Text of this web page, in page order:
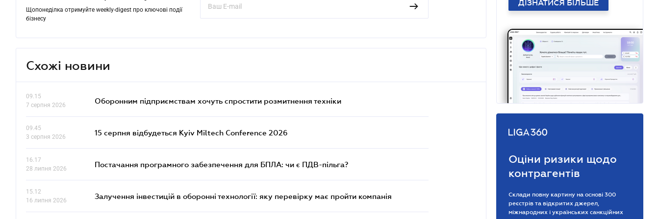
Щопонеділка отримуйте weekly-digest про ключові події
бізнесу
Схожі новини
09.15
7 серпня 2026
Оборонним підприємствам хочуть спростити розмитнення техніки
09.45
3 серпня 2026
15 серпня відбудеться Kyiv Miltech Conference 2026
16.17
28 липня 2026
Постачання програмного забезпечення для БПЛА: чи є ПДВ-пільга?
15.12
16 липня 2026
Залучення інвестицій в оборонні технології: яку перевірку має пройти компанія
ДІЗНАТИСЯ БІЛЬШЕ
Оціни ризики щодо
контрагентів
Склади повну картину на основі 300
реєстрів та відкритих джерел,
міжнародних і українських санкційних